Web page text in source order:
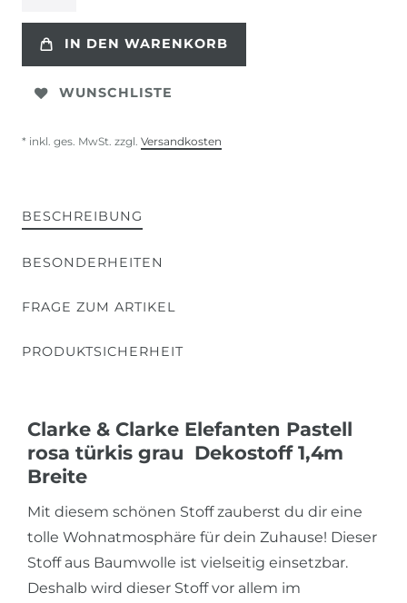
IN DEN WARENKORB
WUNSCHLISTE
* inkl. ges. MwSt. zzgl. Versandkosten
BESCHREIBUNG
BESONDERHEITEN
FRAGE ZUM ARTIKEL
PRODUKTSICHERHEIT
Clarke & Clarke Elefanten Pastell
rosa türkis grau Dekostoff 1,4m
Breite
Mit diesem schönen Stoff zauberst du dir eine
tolle Wohnatmosphäre für dein Zuhause! Dieser
Stoff aus Baumwolle ist vielseitig einsetzbar.
Deshalb wird dieser Stoff vor allem im